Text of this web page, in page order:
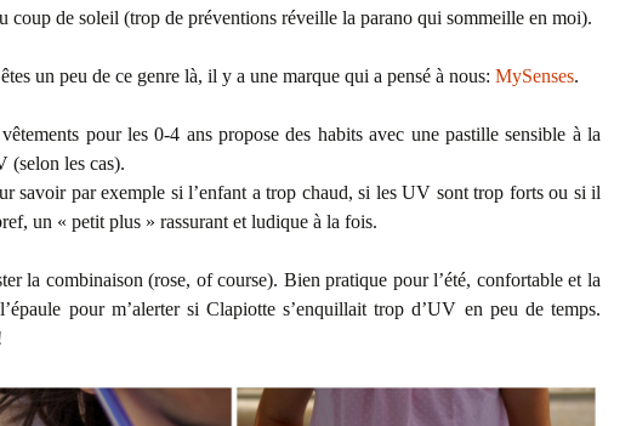
coup de soleil (trop de préventions réveille la parano qui sommeille en moi).
un peu de ce genre là, il y a une marque qui a pensé à nous: MySenses.
pour les 0-4 ans propose des habits avec une pastille sensible à la
(selon les cas).
savoir par exemple si l’enfant a trop chaud, si les UV sont trop forts ou si il
un « petit plus » rassurant et ludique à la fois.
la combinaison (rose, of course). Bien pratique pour l’été, confortable et la
pour m’alerter si Clapiotte s’enquillait trop d’UV en peu de temps.